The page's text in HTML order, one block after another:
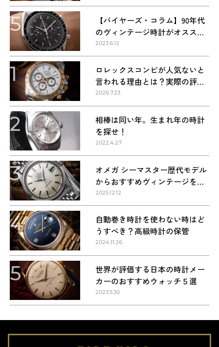
5
【バイヤーズ・コラム】90年代
のヴィンテージ時計がオススメ
な理由
2023.6.12
1
ロレックスコンビが人気ないと
言われる理由とは？実際の評価
を解説
2026.7.23
2
相棒は同い年。生まれ年の時計
を探せ！
2022.4.27
3
オメガ シーマスター歴代モデル
からおすすめヴィンテージを紹
介
2025.12.12
4
自動巻き時計を使わない時はど
うすべき？高級時計の保管
2024.11.26
5
世界が評価する日本の時計メー
カーのおすすめウォッチ５選
2023.5.30